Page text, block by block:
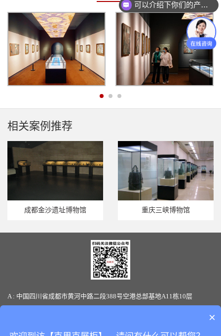
相关案例推荐
成都金沙遗址博物馆 重庆三峡博物馆
A : 中国四川省成都市黄河中路二段388号空港总部基地A11栋10层
可以介绍下你们的产品么？
×